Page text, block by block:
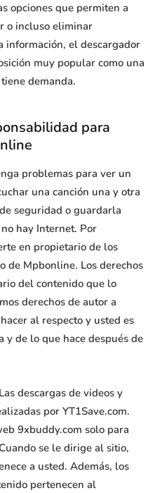
opciones que permiten a
o incluso eliminar
información, el descargador
muy popular como una
demanda.
para
problemas para ver un
una canción una y otra
seguridad o guardarla
hay Internet. Por
en propietario de los
de Mpbonline. Los derechos
del contenido que lo
derechos de autor a
al respecto y usted es
y de lo que hace después de
Las descargas de videos y
por YT1Save.com.
9xbuddy.com solo para
se le dirige al sitio,
a usted. Además, los
pertenecen al